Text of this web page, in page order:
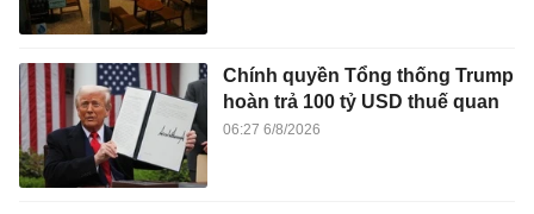
Chính quyền Tổng thống Trump
hoàn trả 100 tỷ USD thuế quan
06:27 6/8/2026